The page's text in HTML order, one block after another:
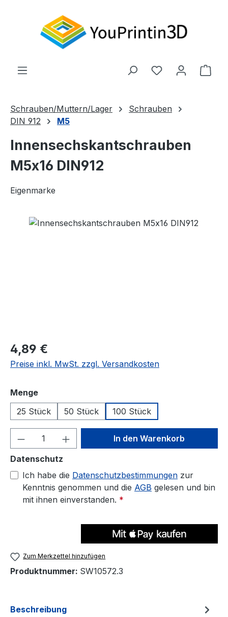
Du hast 0
Schrauben/Muttern/Lager
Schrauben
DIN 912
M5
Innensechskantschrauben
M5x16 DIN912
Eigenmarke
Regulärer Preis:
4,89 €
Preise inkl. MwSt. zzgl. Versandkosten
Mengeauswählen
25 Stück
50 Stück 100 Stück
Produkt Anzahl: Gib denIn den Warenkorb
Datenschutz
Ich habe die Datenschutzbestimmungen zur
Kenntnis genommen und die AGB gelesen und bin
mit ihnen einverstanden. *
Zum Merkzettel hinzufügen
Produktnummer: SW10572.3
Beschreibung